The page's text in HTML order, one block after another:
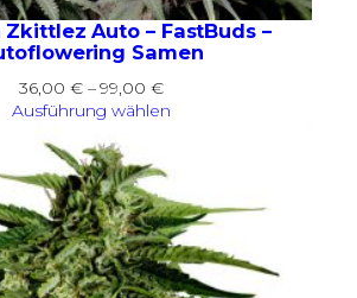
Zkittlez Auto – FastBuds –
Samen
36,00 € –99,00 €Preisspanne:
36,00 €
Ausführung wählen